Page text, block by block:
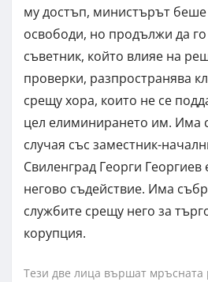
му достъп, министърът беше
освободи, но продължи да го
съветник, който влияе на
проверки, разпространява
срещу хора, които не се
цел елиминирането им. Има
случая със заместник-
Свиленград Георги
негово съдействие. Има
службите срещу него за
корупция.
Тези две лица вършат мръсната